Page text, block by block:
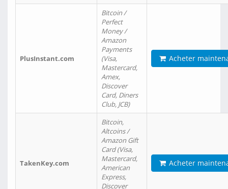
PlusInstant.com
Bitcoin /
Perfect
Money /
Amazon
Payments
(Visa,
Mastercard,
Amex,
Discover
Card, Diners
Club, JCB)
Acheter
TakenKey.com
Bitcoin,
Altcoins /
Amazon Gift
Card (Visa,
Mastercard,
American
Express,
Discover
Acheter